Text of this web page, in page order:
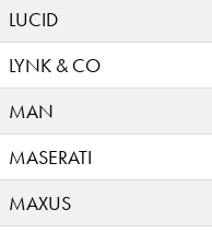
LUCID
LYNK & CO
MAN
MASERATI
MAXUS